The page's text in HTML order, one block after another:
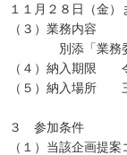
１１月２８日（金）
（３）業務内容
別添「業務委
（４）納入期限
（５）納入場所
３ 参加条件
（１）当該企画提